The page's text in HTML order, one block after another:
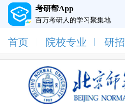
考研帮App
百万考研人的学习聚集地
首页 院校专业 研招